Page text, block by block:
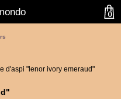
d'aspi "lenor ivory emeraud"
0